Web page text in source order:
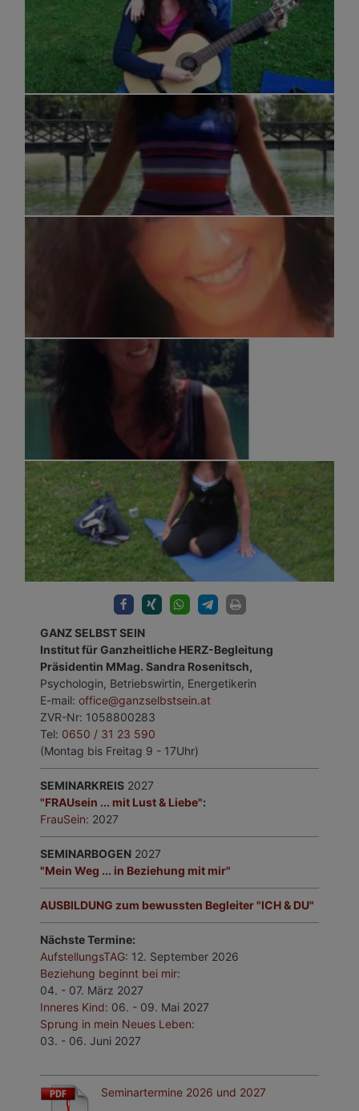
GANZ SELBST SEIN
Institut für Ganzheitliche HERZ-Begleitung
Präsidentin MMag. Sandra Rosenitsch,
Psychologin, Betriebswirtin, Energetikerin
E-mail: office@ganzselbstsein.at
ZVR-Nr: 1058800283
Tel: 0650 / 31 23 590
(Montag bis Freitag 9 - 17Uhr)
SEMINARKREIS 2027
"FRAUsein ... mit Lust & Liebe":
FrauSein: 2027
SEMINARBOGEN 2027
"Mein Weg ... in Beziehung mit mir"
AUSBILDUNG zum bewussten Begleiter "ICH & DU"
Nächste Termine:
AufstellungsTAG: 12. September 2026
Beziehung beginnt bei mir:
04. - 07. März 2027
Inneres Kind: 06. - 09. Mai 2027
Sprung in mein Neues Leben:
03. - 06. Juni 2027
Seminartermine 2026 und 2027